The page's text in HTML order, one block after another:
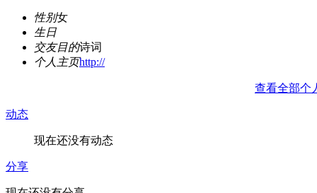
性别女
生日
交友目的诗词
个人主页http://
查看全部个
动态
现在还没有动态
分享